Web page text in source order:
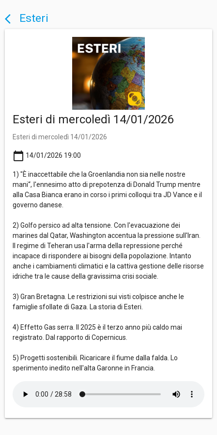
arrow_back_ios Esteri
Esteri di mercoledì 14/01/2026
Esteri di mercoledì 14/01/2026
calendar_today 14/01/2026 19:00
1) "È inaccettabile che la Groenlandia non sia nelle nostre
mani“, l'ennesimo atto di prepotenza di Donald Trump mentre
alla Casa Bianca erano in corso i primi colloqui tra JD Vance e il
governo danese.
2) Golfo persico ad alta tensione. Con l'evacuazione dei
marines dal Qatar, Washington accentua la pressione sull'Iran.
Il regime di Teheran usa l'arma della repressione perché
incapace di rispondere ai bisogni della popolazione. Intanto
anche i cambiamenti climatici e la cattiva gestione delle risorse
idriche tra le cause della gravissima crisi sociale.
3) Gran Bretagna. Le restrizioni sui visti colpisce anche le
famiglie sfollate di Gaza. La storia di Esteri.
4) Effetto Gas serra. Il 2025 è il terzo anno più caldo mai
registrato. Dal rapporto di Copernicus.
5) Progetti sostenibili. Ricaricare il fiume dalla falda. Lo
sperimento inedito nell'alta Garonne in Francia.